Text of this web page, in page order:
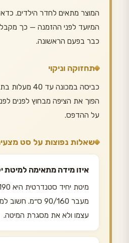
המוצר מתאים לחדר הילדים.
המיועד לפני ההזמנה — כך
כבר בפעם הראשונה.
תחזוקה וניקוי
כביסה במכונה
הפוך את הציפה מבחוץ לפנים
על ההדפס.
שאלות נפוצות על סט
איזו מידה מתאימה למיטת
מעבר 90/160 ס״מ.
עצמו ולא את מסגרת המיטה.